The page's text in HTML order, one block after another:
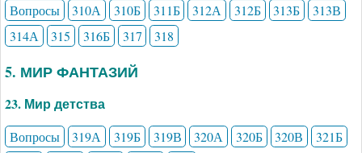
Вопросы 310А 310Б 311Б 312А 312Б 313Б
313В
314А
315 316Б 317 318
5. МИР ФАНТАЗИЙ
23. Мир детства
Вопросы 319А 319Б 319В 320А 320Б 320В
321Б